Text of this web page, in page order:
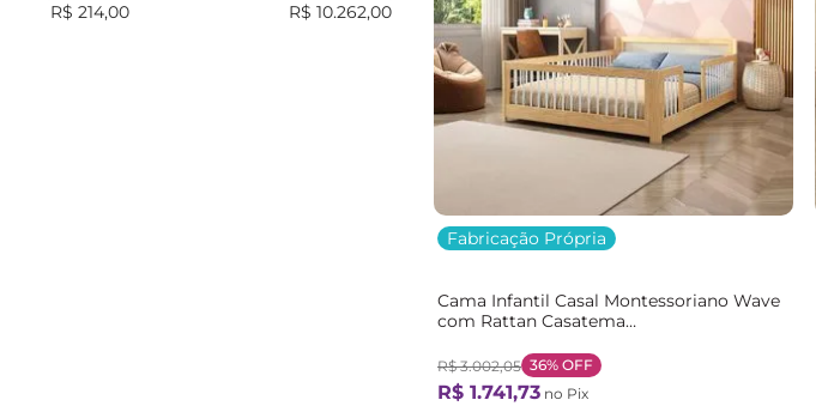
R$ 214,00 R$ 10.262,00
Fabricação Própria
Cama Infantil Casal Montessoriano Wave
com Rattan Casatema
R$ 3.002,05 36% OFF
R$ 1.741,73 no Pix